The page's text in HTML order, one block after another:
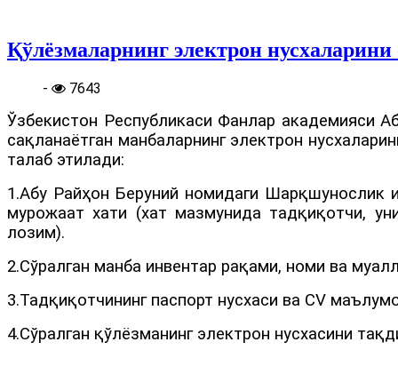
Қўлёзмаларнинг электрон
- 7643
Ўзбекистон Республикаси Фанлар академияси
сақланаётган манбаларнинг электрон
талаб этилади:
1.Абу Райҳон Беруний номидаги Шарқшунослик
мурожаат хати (хат мазмунида тадқиқотчи,
лозим).
2.Сўралган манба инвентар рақами, номи ва
3.Тадқиқотчининг паспорт нусхаси ва CV
4.Сўралган қўлёзманинг электрон нусхасини